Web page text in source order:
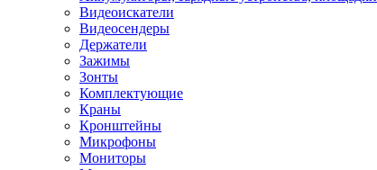
Видеоискатели
Видеосендеры
Держатели
Зажимы
Зонты
Комплектующие
Краны
Кронштейны
Микрофоны
Мониторы